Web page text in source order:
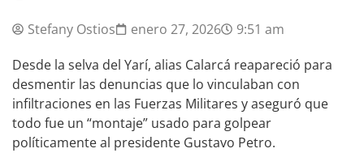
Stefany Ostios enero 27, 2026
9:51 am
Desde la selva del Yarí, alias Calarcá reapareció para
desmentir las denuncias que lo vinculaban con
infiltraciones en las Fuerzas Militares y aseguró que
todo fue un “montaje” usado para golpear
políticamente al presidente Gustavo Petro.